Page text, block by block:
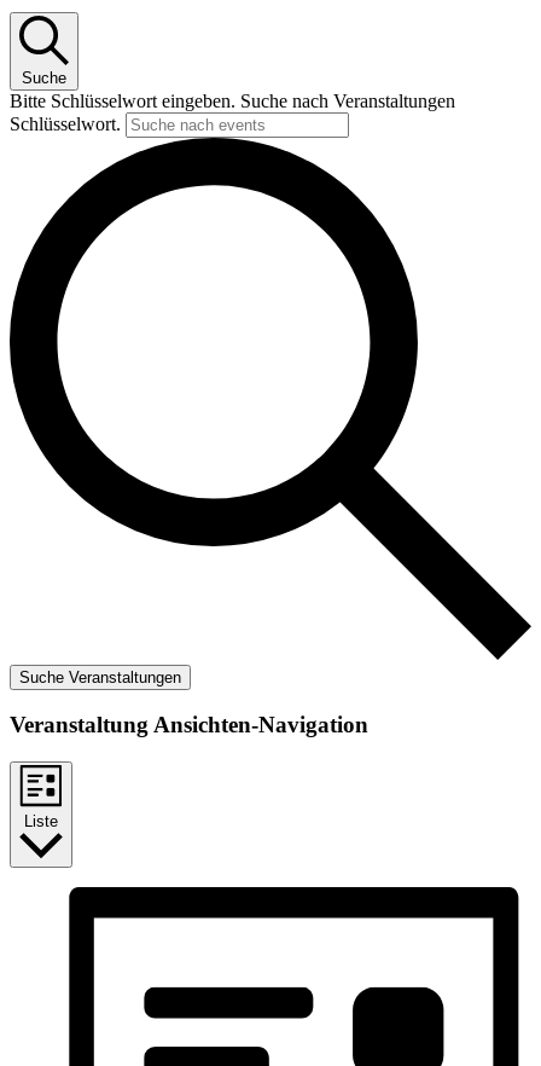
Suche
Bitte Schlüsselwort eingeben. Suche nach Veranstaltungen
Schlüsselwort.
Suche Veranstaltungen
Veranstaltung Ansichten-Navigation
Liste